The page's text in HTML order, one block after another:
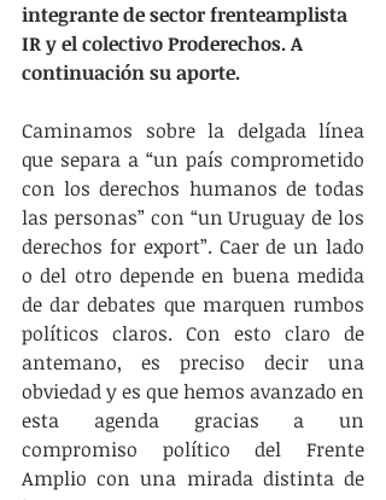
integrante de sector frenteamplista
IR y el colectivo Proderechos. A
continuación su aporte.
Caminamos sobre la delgada línea
que separa a “un país comprometido
con los derechos humanos de todas
las personas” con “un Uruguay de los
derechos for export”. Caer de un lado
o del otro depende en buena medida
de dar debates que marquen rumbos
políticos claros. Con esto claro de
antemano, es preciso decir una
obviedad y es que hemos avanzado en
esta agenda gracias a un
compromiso político del Frente
Amplio con una mirada distinta de